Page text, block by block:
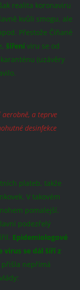
realita koronaviru
kvůli smogu, ale
Přestože Číňané
šířeníviru se od
(uzávěry
aerobně, a teprve
desinfekce
plateb, takže
V takovém
pomalejší.
podezřelý
Epidemiologové
virus se dál šíří z
přišla nepřímá